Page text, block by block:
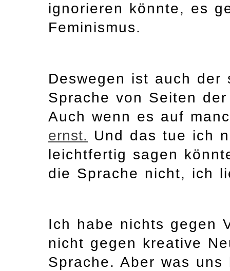
ignorieren könnte, es
Feminismus.
Deswegen ist auch
Sprache von Seiten
Auch wenn es auf
ernst. Und das tue ich
leichtfertig sagen
die Sprache nicht, ich
Ich habe nichts gegen
nicht gegen kreative
Sprache. Aber was